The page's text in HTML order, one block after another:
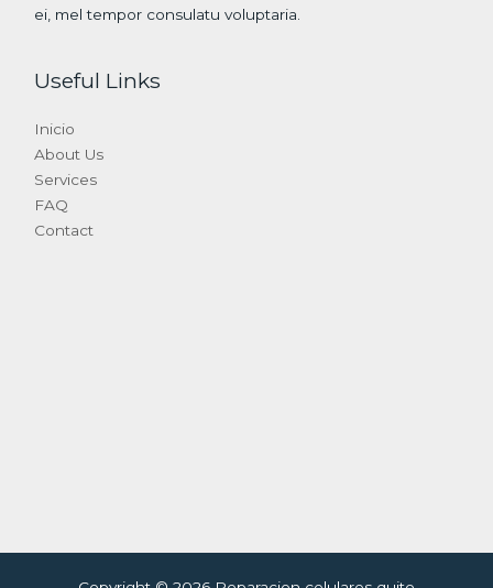
ei, mel tempor consulatu voluptaria.
Useful Links
Inicio
About Us
Services
FAQ
Contact